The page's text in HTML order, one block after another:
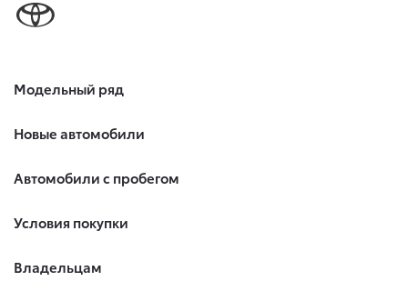
Модельный ряд
Новые автомобили
Автомобили с пробегом
Условия покупки
Владельцам